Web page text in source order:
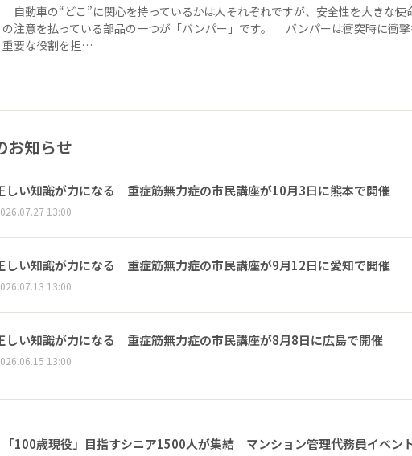
自動車の“どこ”に関心を持っているかは人それぞれですが、安全性を大きな
の注意を払っている部品の一つが「バンパー」です。 バンパーは衝突時に衝
重要な役割を担…
お知らせ
しい知識が力になる 重症筋無力症の市民講座が10月3日に熊本で開催
13:00
しい知識が力になる 重症筋無力症の市民講座が9月12日に愛知で開催
13:00
しい知識が力になる 重症筋無力症の市民講座が8月8日に広島で開催
13:00
「100歳現役」目指すシニア1500人が集結 マンション管理代務員イベン